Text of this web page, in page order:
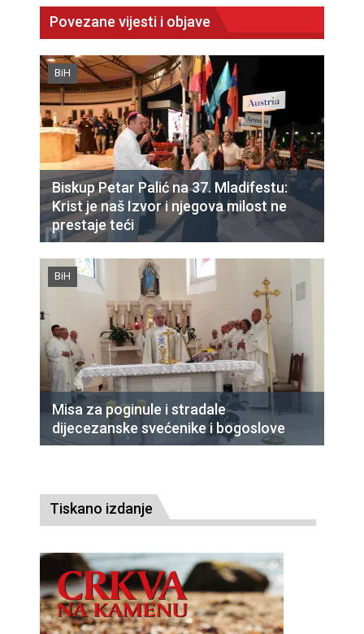
Povezane vijesti i objave
BiH
Biskup Petar Palić na 37. Mladifestu:
Krist je naš Izvor i njegova milost ne
prestaje teći
BiH
Misa za poginule i stradale
dijecezanske svećenike i bogoslove
Tiskano izdanje